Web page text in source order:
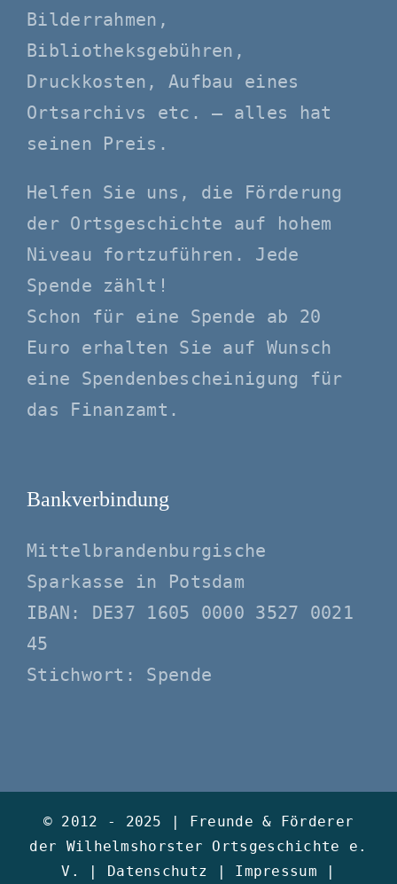
Bilderrahmen,
Bibliotheksgebühren,
Druckkosten, Aufbau eines
Ortsarchivs etc. – alles hat
seinen Preis.
Helfen Sie uns, die Förderung
der Ortsgeschichte auf hohem
Niveau fortzuführen. Jede
Spende zählt!
Schon für eine Spende ab 20
Euro erhalten Sie auf Wunsch
eine Spendenbescheinigung für
das Finanzamt.
Bankverbindung
Mittelbrandenburgische
Sparkasse in Potsdam
IBAN: DE37 1605 0000 3527 0021
45
Stichwort: Spende
© 2012 - 2025 | Freunde & Förderer
der Wilhelmshorster Ortsgeschichte e.
V.
| Datenschutz | Impressum |